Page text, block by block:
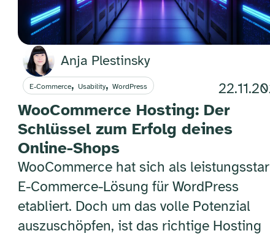
Anja Plestinsky
E-Commerce, Usability,WordPress
WooCommerce Hosting: Der
Schlüssel zum Erfolg deines
Online-Shops
WooCommerce hat sich als
E-Commerce-Lösung für WordPress
etabliert. Doch um das volle Potenzial
auszuschöpfen, ist das richtige Hosting